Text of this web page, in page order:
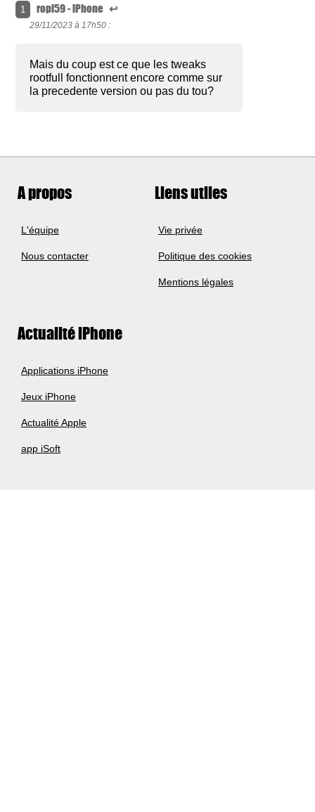
1 ropi59 - iPhone ↩
29/11/2023 à 17h50 :
Mais du coup est ce que les tweaks
rootfull fonctionnent encore comme sur
la precedente version ou pas du tou?
A propos
L'équipe
Nous contacter
Liens utiles
Vie privée
Politique des cookies
Mentions légales
Actualité iPhone
Applications iPhone
Jeux iPhone
Actualité Apple
app iSoft